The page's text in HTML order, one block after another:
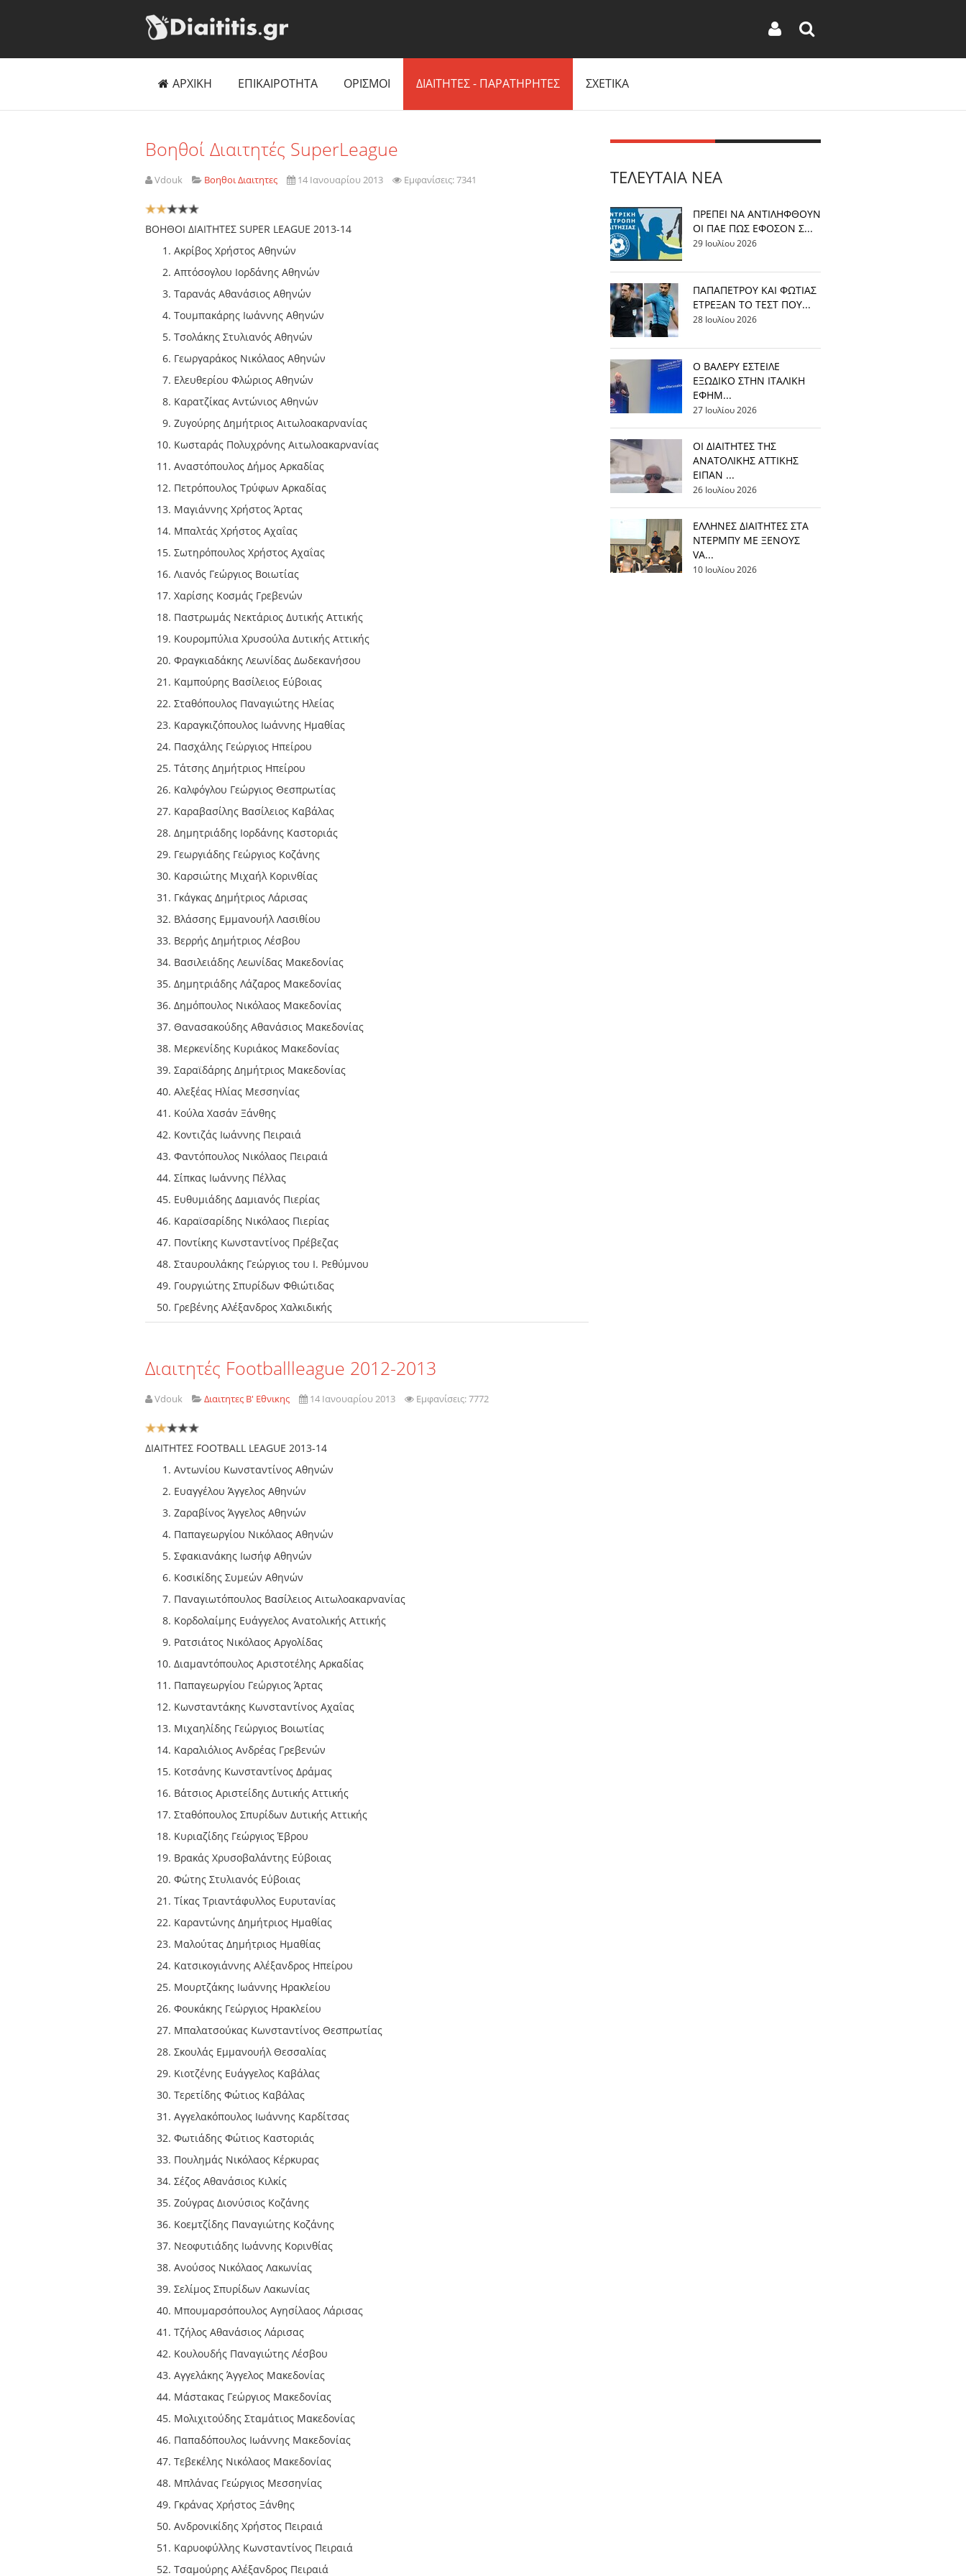
ΑΡΧΙΚΗ ΕΠΙΚΑΙΡΟΤΗΤΑ ΟΡΙΣΜΟΙ ΔΙΑΙΤΗΤΕΣ - ΠΑΡΑΤΗΡΗΤΕΣ ΣΧΕΤΙΚΑ
Βοηθοί Διαιτητές SuperLeague
Vdouk Βοηθοι Διαιτητες 14 Ιανουαρίου 2013 Εμφανίσεις: 7341
Αξιολόγηση
ΒΟΗΘΟΙ ΔΙΑΙΤΗΤΕΣ SUPER LEAGUE 2013-14
Ακρίβος Χρήστος Αθηνών
Απτόσογλου Ιορδάνης Αθηνών
Ταρανάς Αθανάσιος Αθηνών
Τουμπακάρης Ιωάννης Αθηνών
Τσολάκης Στυλιανός Αθηνών
Γεωργαράκος Νικόλαος Αθηνών
Ελευθερίου Φλώριος Αθηνών
Καρατζίκας Αντώνιος Αθηνών
Ζυγούρης Δημήτριος Αιτωλοακαρνανίας
Κωσταράς Πολυχρόνης Αιτωλοακαρνανίας
Αναστόπουλος Δήμος Αρκαδίας
Πετρόπουλος Τρύφων Αρκαδίας
Μαγιάννης Χρήστος Άρτας
Μπαλτάς Χρήστος Αχαΐας
Σωτηρόπουλος Χρήστος Αχαΐας
Λιανός Γεώργιος Βοιωτίας
Χαρίσης Κοσμάς Γρεβενών
Παστρωμάς Νεκτάριος Δυτικής Αττικής
Κουρομπύλια Χρυσούλα Δυτικής Αττικής
Φραγκιαδάκης Λεωνίδας Δωδεκανήσου
Καμπούρης Βασίλειος Εύβοιας
Σταθόπουλος Παναγιώτης Ηλείας
Καραγκιζόπουλος Ιωάννης Ημαθίας
Πασχάλης Γεώργιος Ηπείρου
Τάτσης Δημήτριος Ηπείρου
Καλφόγλου Γεώργιος Θεσπρωτίας
Καραβασίλης Βασίλειος Καβάλας
Δημητριάδης Ιορδάνης Καστοριάς
Γεωργιάδης Γεώργιος Κοζάνης
Καρσιώτης Μιχαήλ Κορινθίας
Γκάγκας Δημήτριος Λάρισας
Βλάσσης Εμμανουήλ Λασιθίου
Βερρής Δημήτριος Λέσβου
Βασιλειάδης Λεωνίδας Μακεδονίας
Δημητριάδης Λάζαρος Μακεδονίας
Δημόπουλος Νικόλαος Μακεδονίας
Θανασακούδης Αθανάσιος Μακεδονίας
Μερκενίδης Κυριάκος Μακεδονίας
Σαραϊδάρης Δημήτριος Μακεδονίας
Αλεξέας Ηλίας Μεσσηνίας
Κούλα Χασάν Ξάνθης
Κοντιζάς Ιωάννης Πειραιά
Φαντόπουλος Νικόλαος Πειραιά
Σίπκας Ιωάννης Πέλλας
Ευθυμιάδης Δαμιανός Πιερίας
Καραϊσαρίδης Νικόλαος Πιερίας
Ποντίκης Κωνσταντίνος Πρέβεζας
Σταυρουλάκης Γεώργιος του Ι. Ρεθύμνου
Γουργιώτης Σπυρίδων Φθιώτιδας
Γρεβένης Αλέξανδρος Χαλκιδικής
Διαιτητές Footballleague 2012-2013
Vdouk Διαιτητες Β' Εθνικης 14 Ιανουαρίου 2013 Εμφανίσεις: 7772
Αξιολόγηση
ΔΙΑΙΤΗΤΕΣ FOOTBALL LEAGUE 2013-14
Αντωνίου Κωνσταντίνος Αθηνών
Ευαγγέλου Άγγελος Αθηνών
Ζαραβίνος Άγγελος Αθηνών
Παπαγεωργίου Νικόλαος Αθηνών
Σφακιανάκης Ιωσήφ Αθηνών
Κοσικίδης Συμεών Αθηνών
Παναγιωτόπουλος Βασίλειος Αιτωλοακαρνανίας
Κορδολαίμης Ευάγγελος Ανατολικής Αττικής
Ρατσιάτος Νικόλαος Αργολίδας
Διαμαντόπουλος Αριστοτέλης Αρκαδίας
Παπαγεωργίου Γεώργιος Άρτας
Κωνσταντάκης Κωνσταντίνος Αχαΐας
Μιχαηλίδης Γεώργιος Βοιωτίας
Καραλιόλιος Ανδρέας Γρεβενών
Κοτσάνης Κωνσταντίνος Δράμας
Βάτσιος Αριστείδης Δυτικής Αττικής
Σταθόπουλος Σπυρίδων Δυτικής Αττικής
Κυριαζίδης Γεώργιος Έβρου
Βρακάς Χρυσοβαλάντης Εύβοιας
Φώτης Στυλιανός Εύβοιας
Τίκας Τριαντάφυλλος Ευρυτανίας
Καραντώνης Δημήτριος Ημαθίας
Μαλούτας Δημήτριος Ημαθίας
Κατσικογιάννης Αλέξανδρος Ηπείρου
Μουρτζάκης Ιωάννης Ηρακλείου
Φουκάκης Γεώργιος Ηρακλείου
Μπαλατσούκας Κωνσταντίνος Θεσπρωτίας
Σκουλάς Εμμανουήλ Θεσσαλίας
Κιοτζένης Ευάγγελος Καβάλας
Τερετίδης Φώτιος Καβάλας
Αγγελακόπουλος Ιωάννης Καρδίτσας
Φωτιάδης Φώτιος Καστοριάς
Πουλημάς Νικόλαος Κέρκυρας
Σέζος Αθανάσιος Κιλκίς
Ζούγρας Διονύσιος Κοζάνης
Κοεμτζίδης Παναγιώτης Κοζάνης
Νεοφυτιάδης Ιωάννης Κορινθίας
Ανούσος Νικόλαος Λακωνίας
Σελίμος Σπυρίδων Λακωνίας
Μπουμαρσόπουλος Αγησίλαος Λάρισας
Τζήλος Αθανάσιος Λάρισας
Κουλουδής Παναγιώτης Λέσβου
Αγγελάκης Άγγελος Μακεδονίας
Μάστακας Γεώργιος Μακεδονίας
Μολιχιτούδης Σταμάτιος Μακεδονίας
Παπαδόπουλος Ιωάννης Μακεδονίας
Τεβεκέλης Νικόλαος Μακεδονίας
Μπλάνας Γεώργιος Μεσσηνίας
Γκράνας Χρήστος Ξάνθης
Ανδρονικίδης Χρήστος Πειραιά
Καρυοφύλλης Κωνσταντίνος Πειραιά
Τσαμούρης Αλέξανδρος Πειραιά
ΤΕΛΕΥΤΑΊΑ ΝΈΑ
ΠΡΕΠΕΙ ΝΑ ΑΝΤΙΛΗΦΘΟΥΝ
ΟΙ ΠΑΕ ΠΩΣ ΕΦΟΣΟΝ Σ...
29 Ιουλίου 2026
ΠΑΠΑΠΕΤΡΟΥ ΚΑΙ ΦΩΤΙΑΣ
ΕΤΡΕΞΑΝ ΤΟ ΤΕΣΤ ΠΟΥ...
28 Ιουλίου 2026
Ο ΒΑΛΕΡΥ ΕΣΤΕΙΛΕ
ΕΞΩΔΙΚΟ ΣΤΗΝ ΙΤΑΛΙΚΗ
ΕΦΗΜ...
27 Ιουλίου 2026
ΟΙ ΔΙΑΙΤΗΤΕΣ ΤΗΣ
ΑΝΑΤΟΛΙΚΗΣ ΑΤΤΙΚΗΣ
ΕΙΠΑΝ ...
26 Ιουλίου 2026
EΛΛΗΝΕΣ ΔΙΑΙΤΗΤΕΣ ΣΤΑ
ΝΤΕΡΜΠΥ ΜΕ ΞΕΝΟΥΣ
VA...
10 Ιουλίου 2026